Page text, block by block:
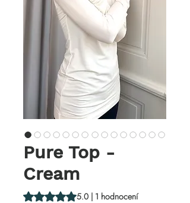
Pure Top -
Cream
Hodnocení je 5.0 z pěti hvězdiček na
5.0 | 1 hodnocení